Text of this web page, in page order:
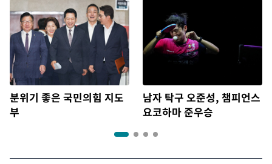
분위기 좋은 국민의힘 지도
부
남자 탁구 오준성, 챔피언스
요코하마 준우승